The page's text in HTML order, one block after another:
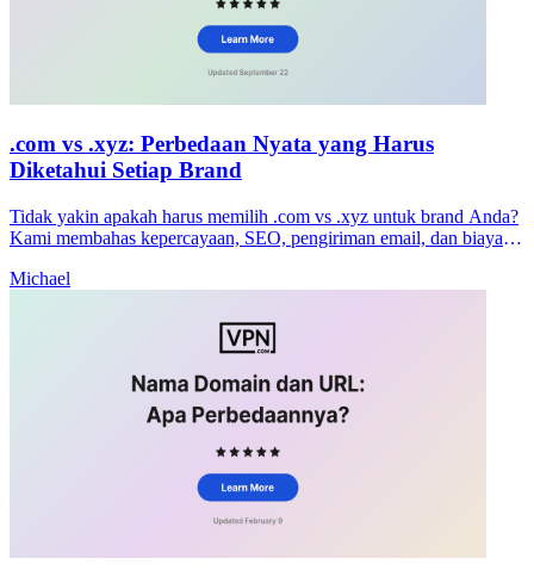
.com vs .xyz: Perbedaan Nyata yang Harus
Diketahui Setiap Brand
Tidak yakin apakah harus memilih .com vs .xyz untuk brand Anda?
Kami membahas kepercayaan, SEO, pengiriman email, dan biaya
juga.
Michael